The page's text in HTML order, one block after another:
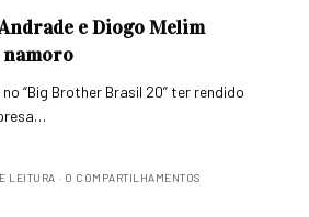
e Diogo Melim
“Big Brother Brasil 20” ter rendido
LEITURA 0 COMPARTILHAMENTOS